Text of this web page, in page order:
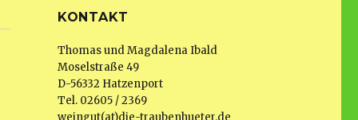
KONTAKT
Thomas und Magdalena Ibald
Moselstraße 49
D-56332 Hatzenport
Tel. 02605 / 2369